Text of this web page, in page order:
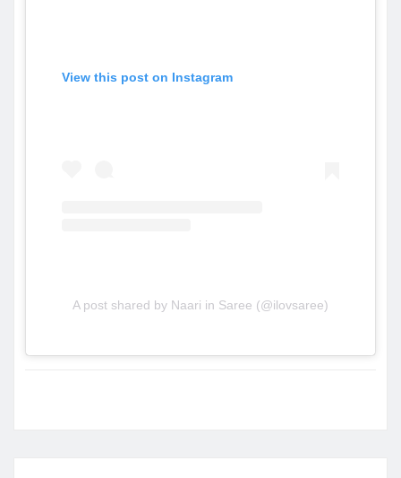
View this post on Instagram
A post shared by Naari in Saree (@ilovsaree)